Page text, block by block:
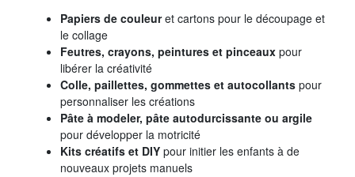
Papiers de couleuret cartons pour le découpage et
le collage
Feutres, crayons, peintures et pinceaux pour
libérer la créativité
Colle, paillettes, gommettes et autocollants pour
personnaliser les créations
Pâte à modeler, pâte autodurcissante ou argile
pour développer la motricité
Kits créatifs et DIY pour initier les enfants à de
nouveaux projets manuels